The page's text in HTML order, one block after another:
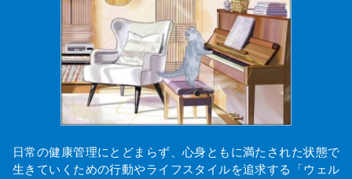
日常の健康管理にとどまらず、心身ともに満たされた状態で
生きていくための行動やライフスタイルを追求する「ウェル